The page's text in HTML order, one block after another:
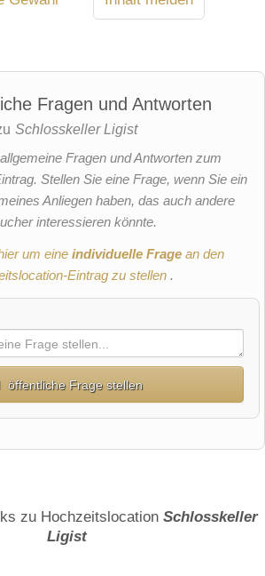
Fragen und Antworten
Schlosskeller Ligist
Fragen und Antworten zum
Stellen Sie eine Frage, wenn Sie ein
Anliegen haben, das auch andere
interessieren könnte.
um eineindividuelle Frage an den
Eintrag zu stellen .
öffentliche Frage stellen
zu Hochzeitslocation Schlosskeller
Ligist